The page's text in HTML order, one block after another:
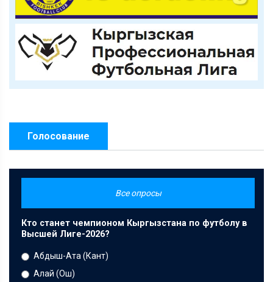
Голосование
Все опросы
Кто станет чемпионом Кыргызстана по футболу в
Высшей Лиге-2026?
Абдыш-Ата (Кант)
Алай (Ош)